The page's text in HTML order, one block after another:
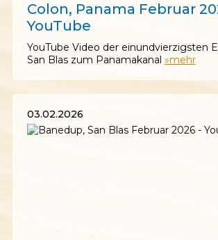
Colon, Panama Februar
YouTube
YouTube Video der einundvierzigsten
San Blas zum Panamakanal »mehr
03.02.2026